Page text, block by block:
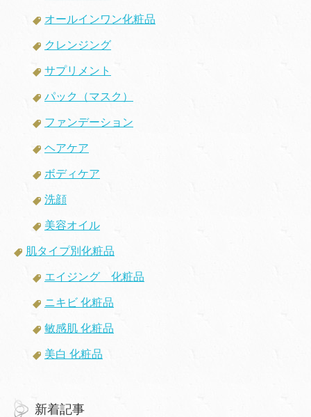
オールインワン化粧品
クレンジング
サプリメント
パック（マスク）
ファンデーション
ヘアケア
ボディケア
洗顔
美容オイル
肌タイプ別化粧品
エイジング 化粧品
ニキビ 化粧品
敏感肌 化粧品
美白 化粧品
新着記事